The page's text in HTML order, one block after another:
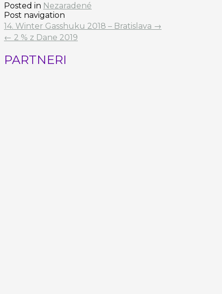
Posted in Nezaradené
Post navigation
14. Winter Gasshuku 2018 – Bratislava →
← 2 % z Dane 2019
PARTNERI